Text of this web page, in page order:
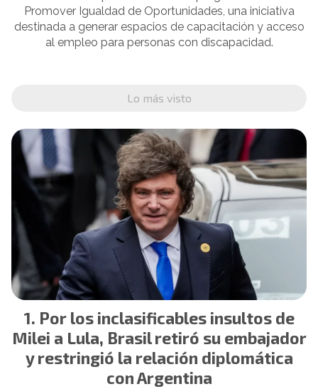
Promover Igualdad de Oportunidades, una iniciativa
destinada a generar espacios de capacitación y acceso
al empleo para personas con discapacidad.
Lo más visto
Por los inclasificables insultos de
Milei a Lula, Brasil retiró su embajador
y restringió la relación diplomática
con Argentina